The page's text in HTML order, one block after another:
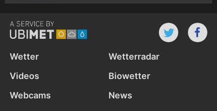
Wetter
Wetterradar
Videos
Biowetter
Webcams
News